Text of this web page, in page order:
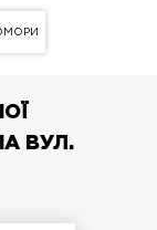
ВУЛ.